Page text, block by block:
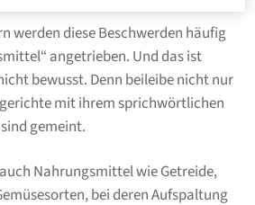
werden diese Beschwerden häufig
angetrieben. Und das ist
bewusst. Denn beileibe nicht nur
mit ihrem sprichwörtlichen
gemeint.
Nahrungsmittel wie Getreide,
bei deren Aufspaltung